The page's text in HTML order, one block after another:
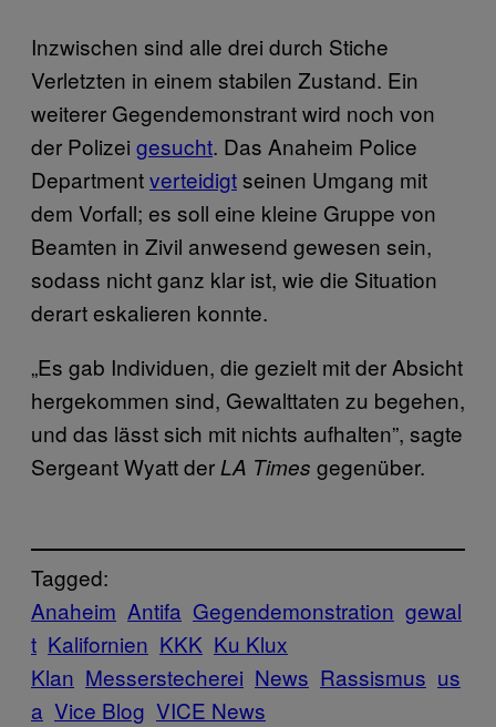
Inzwischen sind alle drei durch Stiche
Verletzten in einem stabilen Zustand. Ein
weiterer Gegendemonstrant wird noch von
der Polizei gesucht. Das Anaheim Police
Departmentverteidigtseinen Umgang mit
dem Vorfall; es soll eine kleine Gruppe von
Beamten in Zivil anwesend gewesen sein,
sodass nicht ganz klar ist, wie die Situation
derart eskalieren konnte.
„Es gab Individuen, die gezielt mit der Absicht
hergekommen sind, Gewalttaten zu begehen,
und das lässt sich mit nichts aufhalten”, sagte
Sergeant Wyatt der LA Times gegenüber.
Tagged:
Anaheim Antifa Gegendemonstration gewal
t Kalifornien KKK Ku Klux
Klan Messerstecherei News Rassismus us
a Vice Blog VICE News